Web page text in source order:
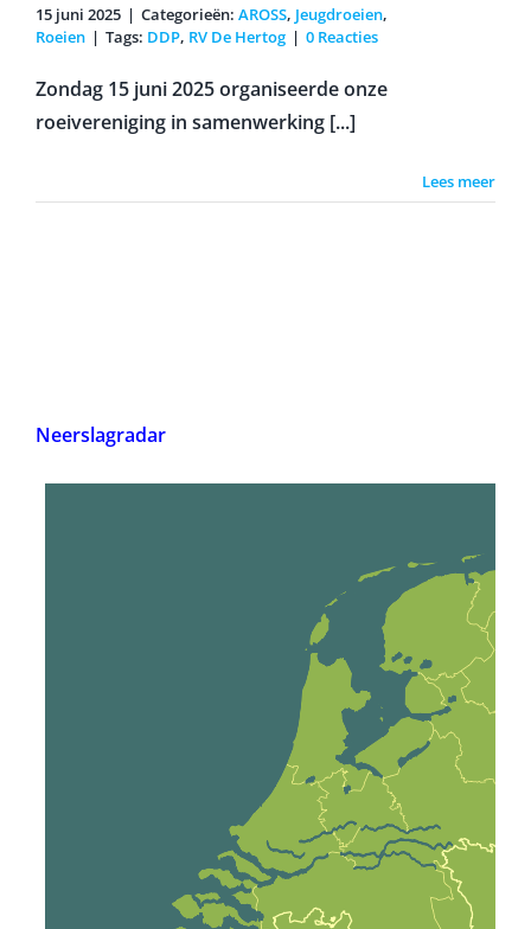
15 juni 2025 | Categorieën: AROSS, Jeugdroeien,
Roeien | Tags: DDP, RV De Hertog | 0 Reacties
Zondag 15 juni 2025 organiseerde onze
roeivereniging in samenwerking [...]
Lees meer
Neerslagradar